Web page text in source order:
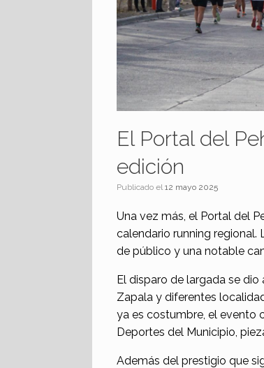
El Portal del
edición
Publicado el12 mayo 2025
Una vez más, el Portal del
calendario running regional.
de público y una notable
El disparo de largada se
Zapala y diferentes
ya es costumbre, el evento
Deportes del Municipio,
Además del prestigio que